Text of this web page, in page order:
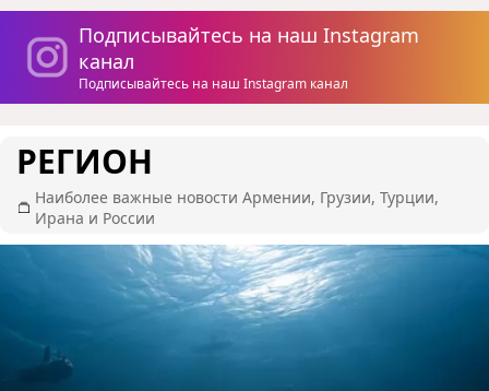
Подписывайтесь на наш Instagram
канал
Подписывайтесь на наш Instagram канал
РЕГИОН
Наиболее важные новости Армении, Грузии, Турции,
Ирана и России